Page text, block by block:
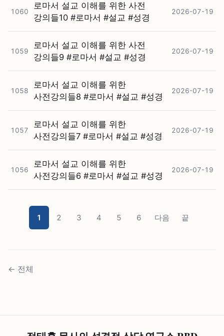
1060
로마서 설교 이해를 위한 사전
강의들10 #⁠로마서 #⁠설교 #⁠성경
2026-07-19
1059
로마서 설교 이해를 위한 사전
강의들9 #⁠로마서 #⁠설교 #⁠성경
2026-07-19
1058
로마서 설교 이해를 위한
사전강의들8 #⁠로마서 #⁠설교 #⁠성경
2026-07-19
1057
로마서 설교 이해를 위한
사전강의들7 #⁠로마서 #⁠설교 #⁠성경
2026-07-19
1056
로마서 설교 이해를 위한
사전강의들6 #⁠로마서 #⁠설교 #⁠성경
2026-07-19
1 2 3 4 5 6 다음 끝
← 전체